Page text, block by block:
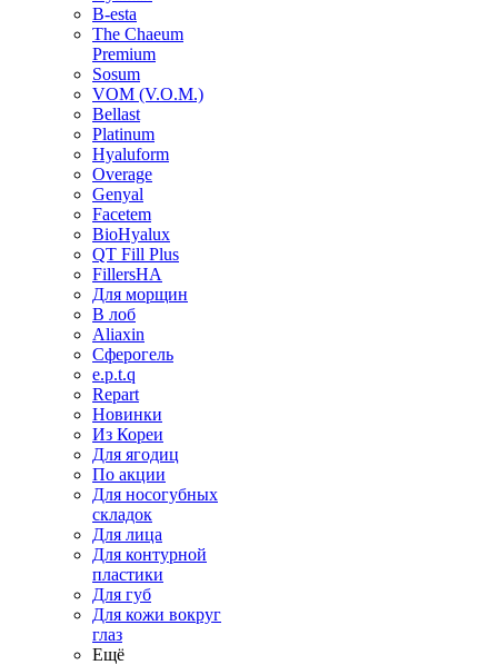
B-esta
The Chaeum
Premium
Sosum
VOM (V.O.M.)
Bellast
Platinum
Hyaluform
Overage
Genyal
Facetem
BioHyalux
QT Fill Plus
FillersHA
Для морщин
В лоб
Aliaxin
Сферогель
e.p.t.q
Repart
Новинки
Из Кореи
Для ягодиц
По акции
Для носогубных
складок
Для лица
Для контурной
пластики
Для губ
Для кожи вокруг
глаз
Ещё